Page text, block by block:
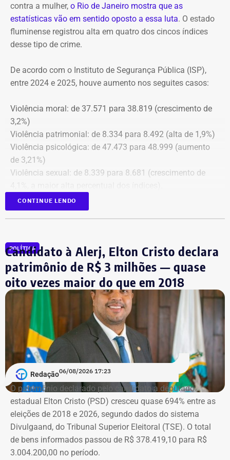
conselheiros do fundo municipal.
Além disso, o tribunal aprovou a expedição de ofício com
cópia integral do processo ao Ministério Público do
apuração de possíveis ilícitos nas esferas cível e criminal,
e à Secretaria de Regime Próprio e Complementar do
contra a mulher, o Rio de Janeiro mostra que as
estatísticas vão em sentido oposto a essa luta. O estado
fluminense registrou alta em quatro dos cincos índices
desse tipo de crime.
De acordo com o Instituto de Segurança Pública (ISP),
entre 2024 e 2025, houve aumento nos seguites casos:
Violência moral: de 37.571 para 38.819 (crescimento de
3,2%)
Violência patrimonial: de 8.334 para 8.492 (alta de 1,9%)
Violência psicológica: de 47.473 para 48.999 (aumento
de 3,21%)
Violência sexual: de 8.339 para 8.681 (crescimento de
A única estatística que apresentou queda foi a de
violência física, que passou de 43.743 em 2024 para
Símbolo dessa batalha, a atriz e jornalista Cristiane
Machado vivenciou essa realidade em 2018, quando se
tornou conhecida do público ao filmar as agressões que
sofria do ex-marido, o empresário e ex-diplomata Sérgio
Schiller Thompson-Flores. Em setembro do ano seguinte,
a Justiça do Rio o condenou a três anos de prisão em
regime semiaberto.
Em conversa com o TEMPO REAL RJ, Cristiane analisa o
que ainda falta às mulheres na hora de denunciar os
companheiros por violência doméstica.
“Creio que duas coisas ainda impedem as mulheres de
seguirem adiante nesta batalha. A vergonha e o medo.
Porque é necessário ter mais do que coragem para seguir
adiante no enfrentamento à violência doméstica. Pois
CONTINUE LENDO
POLÍTICA
Candidato à Alerj, Elton Cristo declara
patrimônio de R$ 3 milhões — quase
oito vezes maior do que em 2018
Redação06/08/2026 17:23
O patrimônio declarado pelo candidato a deputado
estadual Elton Cristo (PSD) cresceu quase 694% entre as
eleições de 2018 e 2026, segundo dados do sistema
Divulgaand, do Tribunal Superior Eleitoral (TSE). O total
de bens informados passou de R$ 378.419,10 para R$
3.004.200,00 no período.